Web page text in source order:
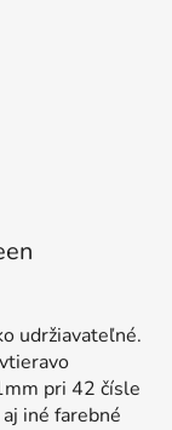
udržiavateľné.
pri 42 čísle
iné farebné